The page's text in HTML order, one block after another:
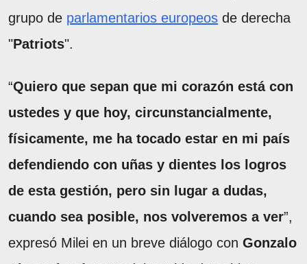
grupo de parlamentarios europeos de derecha
"Patriots".
“Quiero que sepan que mi corazón está con
ustedes y que hoy, circunstancialmente,
físicamente, me ha tocado estar en mi país
defendiendo con uñas y dientes los logros
de esta gestión, pero sin lugar a dudas,
cuando sea posible, nos volveremos a ver”,
expresó Milei en un breve diálogo con Gonzalo